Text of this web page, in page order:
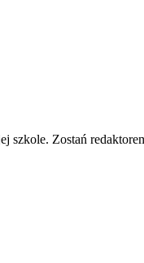
szkole. Zostań